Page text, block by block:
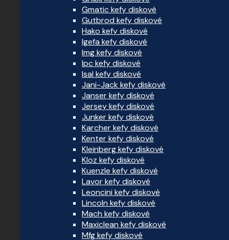
Gmatic kefy diskové
Gutbrod kefy diskové
Hako kefy diskové
Igefa kefy diskové
Img kefy diskové
Ipc kefy diskové
Isal kefy diskové
Jani-Jack kefy diskové
Janser kefy diskové
Jersey kefy diskové
Junker kefy diskové
Karcher kefy diskové
Kenter kefy diskové
Kleinberg kefy diskové
Kloz kefy diskové
Kuenzle kefy diskové
Lavor kefy diskové
Leoncini kefy diskové
Lincoln kefy diskové
Mach kefy diskové
Maxiclean kefy diskové
Mfg kefy diskové